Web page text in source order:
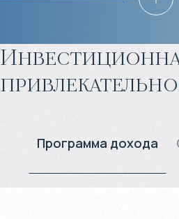
Программа дохода